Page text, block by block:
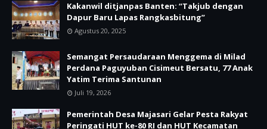
Kakanwil ditjanpas Banten: “Takjub dengan
Dapur Baru Lapas Rangkasbitung”
Agustus 20, 2025
Semangat Persaudaraan Menggema di Milad
Perdana Paguyuban Cisimeut Bersatu, 77 Anak
Yatim Terima Santunan
Juli 19, 2026
Pemerintah Desa Majasari Gelar Pesta Rakyat
Peringati HUT ke-80 RI dan HUT Kecamatan